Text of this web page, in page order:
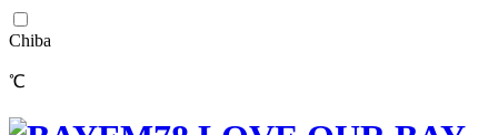
Chiba
℃